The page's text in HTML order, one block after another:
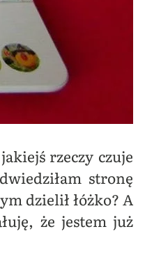
rzeczy czuje
stronę
dzielił łóżko? A
że jestem już